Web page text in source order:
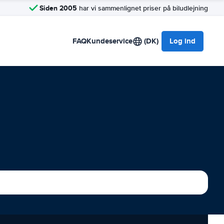
Siden 2005 har vi sammenlignet priser på biludlejning
FAQKundeservice (DK) Log ind